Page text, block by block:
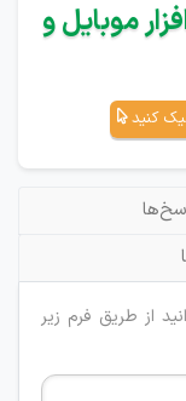
موبایل و
کنید
از طریق فرم زیر